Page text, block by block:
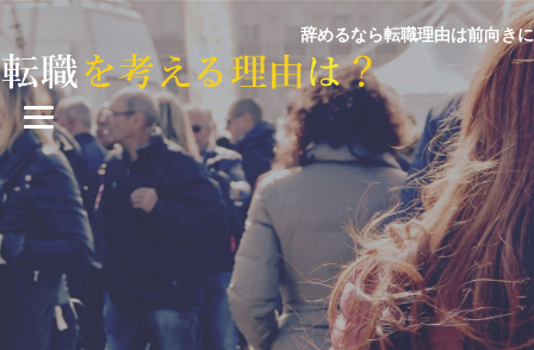
辞めるなら転職理由は前向きに